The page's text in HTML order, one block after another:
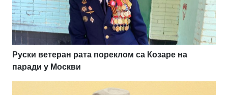
Руски ветеран рата пореклом са Козаре на
паради у Москви